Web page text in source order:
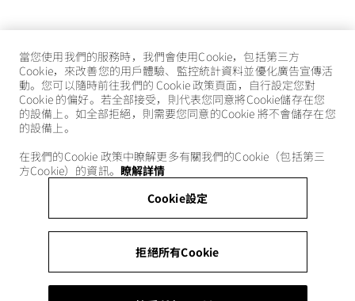
當您使用我們的服務時，我們會使用Cookie，包括第三方
Cookie，來改善您的用戶體驗、監控統計資料並優化廣告宣傳活
動。您可以隨時前往我們的 Cookie 政策頁面，自行設定您對
Cookie 的偏好。若全部接受，則代表您同意將Cookie儲存在您
的設備上。如全部拒絕，則需要您同意的Cookie 將不會儲存在您
的設備上。
在我們的Cookie 政策中瞭解更多有關我們的Cookie（包括第三
方Cookie）的資訊。 瞭解詳情
Cookie設定
拒絕所有Cookie